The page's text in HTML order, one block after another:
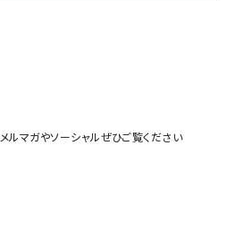
ルマガやソーシャルぜひご覧ください